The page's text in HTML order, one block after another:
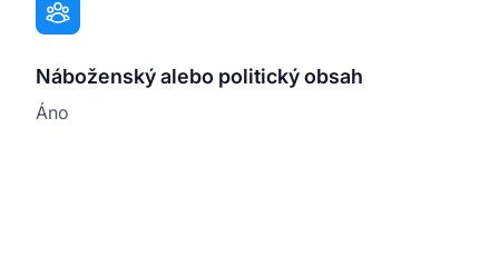
Náboženský alebo politický obsah
Áno